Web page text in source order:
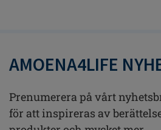
AMOENA4LIFE
Prenumerera på vårt
för att inspireras av